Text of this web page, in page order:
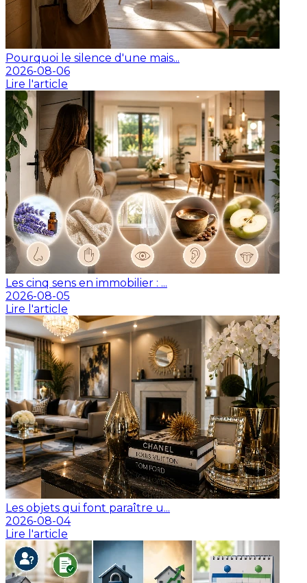
Pourquoi le silence d'une mais...
2026-08-06
Lire l'article
Les cinq sens en immobilier : ...
2026-08-05
Lire l'article
Les objets qui font paraître u...
2026-08-04
Lire l'article